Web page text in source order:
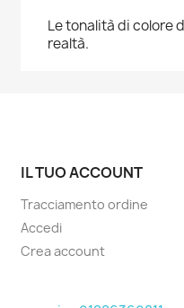
Le tonalità di colore
realtà.
IL TUO ACCOUNT
Tracciamento ordine
Accedi
Crea account